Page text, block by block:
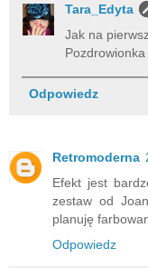
Tara_Edyta
Jak na
Odpowiedz
Retromoderna
Efekt jest
zestaw od
planuję
Odpowiedz